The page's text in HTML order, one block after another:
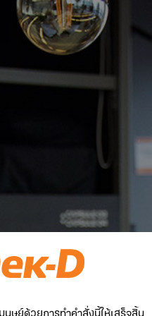
ษย์ด้วยการทำคำสั่งนี้ให้เสร็จสิ้น